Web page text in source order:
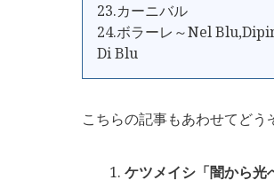
23.カーニバル
24.ボラーレ～Nel
Di Blu
こちらの記事もあわせてどう
ケツメイシ「闇から光